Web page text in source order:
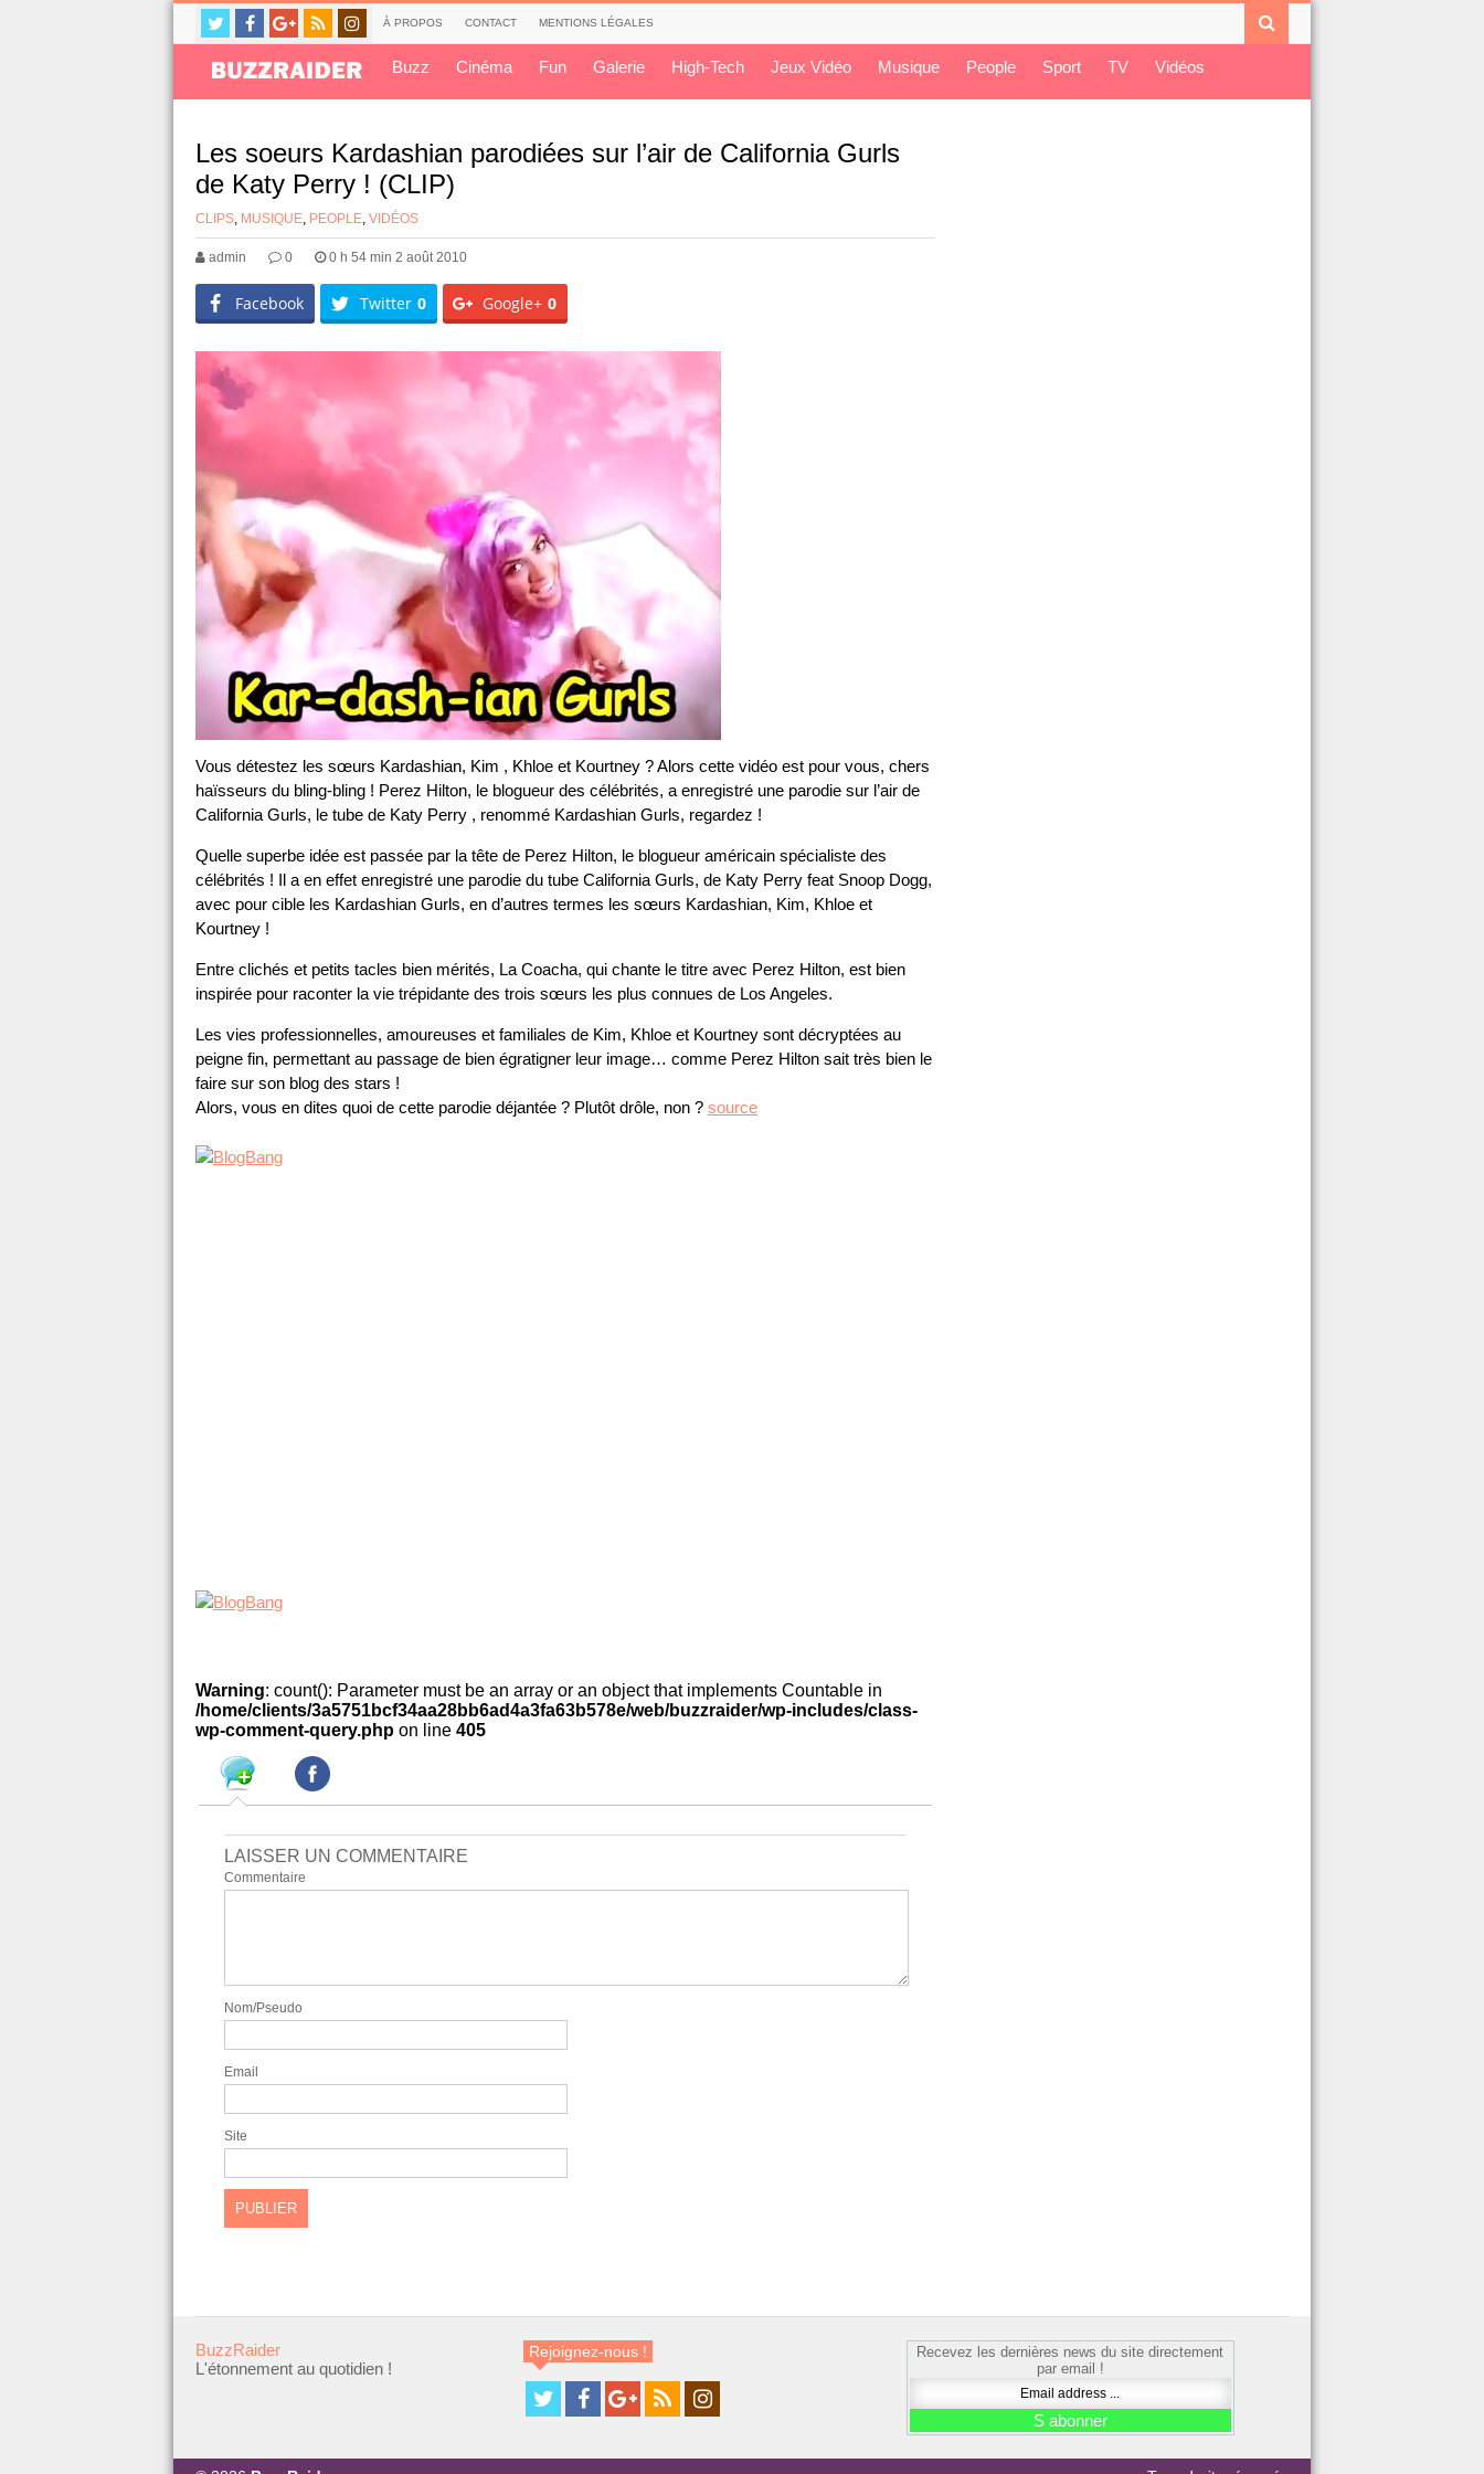
À PROPOS CONTACT MENTIONS LÉGALES
Buzz Cinéma Fun Galerie High-Tech Jeux Vidéo Musique People Sport TV Vidéos
Les soeurs Kardashian parodiées sur l’air de California Gurls
de Katy Perry ! (CLIP)
CLIPS, MUSIQUE, PEOPLE, VIDÉOS
admin 0 0 h 54 min 2 août 2010
Facebook Twitter 0 Google+ 0
Vous détestez les sœurs Kardashian, Kim , Khloe et Kourtney ? Alors cette vidéo est pour vous, chers
haïsseurs du bling-bling ! Perez Hilton, le blogueur des célébrités, a enregistré une parodie sur l’air de
California Gurls, le tube de Katy Perry , renommé Kardashian Gurls, regardez !
Quelle superbe idée est passée par la tête de Perez Hilton, le blogueur américain spécialiste des
célébrités ! Il a en effet enregistré une parodie du tube California Gurls, de Katy Perry feat Snoop Dogg,
avec pour cible les Kardashian Gurls, en d’autres termes les sœurs Kardashian, Kim, Khloe et
Kourtney !
Entre clichés et petits tacles bien mérités, La Coacha, qui chante le titre avec Perez Hilton, est bien
inspirée pour raconter la vie trépidante des trois sœurs les plus connues de Los Angeles.
Les vies professionnelles, amoureuses et familiales de Kim, Khloe et Kourtney sont décryptées au
peigne fin, permettant au passage de bien égratigner leur image… comme Perez Hilton sait très bien le
faire sur son blog des stars !
Alors, vous en dites quoi de cette parodie déjantée ? Plutôt drôle, non ? source
Warning: count(): Parameter must be an array or an object that implements Countable in
/home/clients/3a5751bcf34aa28bb6ad4a3fa63b578e/web/buzzraider/wp-includes/class-
wp-comment-query.php on line 405
LAISSER UN COMMENTAIRE
Commentaire
Nom/Pseudo
Email
Site
BuzzRaider
L'étonnement au quotidien !
Rejoignez-nous !
Recevez les dernières news du site directement
par email !